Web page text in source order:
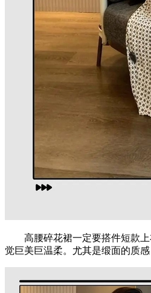
高腰碎花裙一定要搭件短款上
觉巨美巨温柔。尤其是缎面的质感